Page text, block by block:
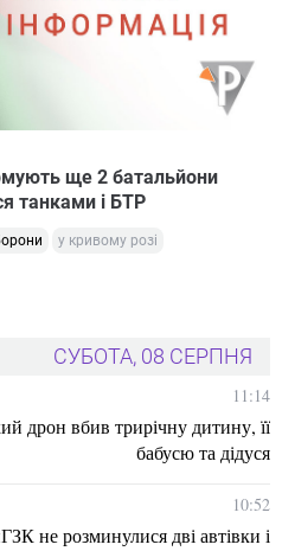
ще 2 батальйони
танками і БТР
у кривому розі
СУБОТА, 08 СЕРПНЯ
11:14
дрон вбив трирічну дитину, її
бабусю та дідуся
10:52
не розминулися дві автівки і